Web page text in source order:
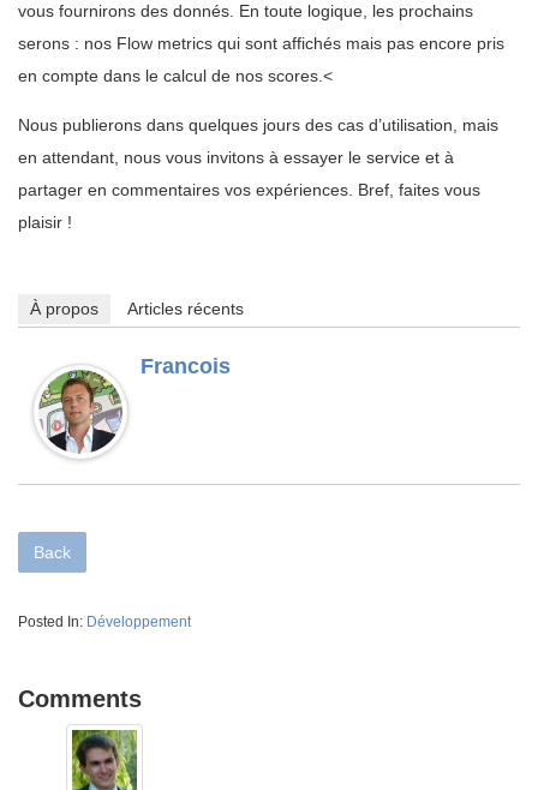
vous fournirons des donnés. En toute logique, les prochains
serons : nos Flow metrics qui sont affichés mais pas encore pris
en compte dans le calcul de nos scores.<
Nous publierons dans quelques jours des cas d’utilisation, mais
en attendant, nous vous invitons à essayer le service et à
partager en commentaires vos expériences. Bref, faites vous
plaisir !
À propos Articles récents
Francois
Back
Posted In: Développement
Comments